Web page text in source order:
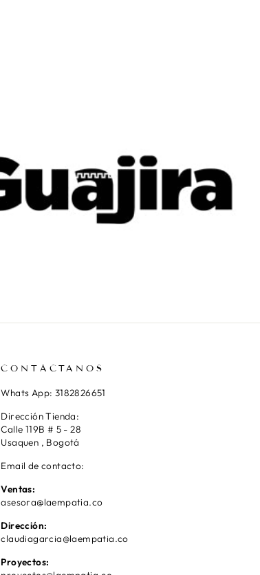
CONTÁCTANOS
Whats App: 3182826651
Dirección Tienda:
Calle 119B # 5 - 28
Usaquen , Bogotá
Email de contacto:
Ventas:
asesora@laempatia.co
Dirección:
claudiagarcia@laempatia.co
Proyectos: